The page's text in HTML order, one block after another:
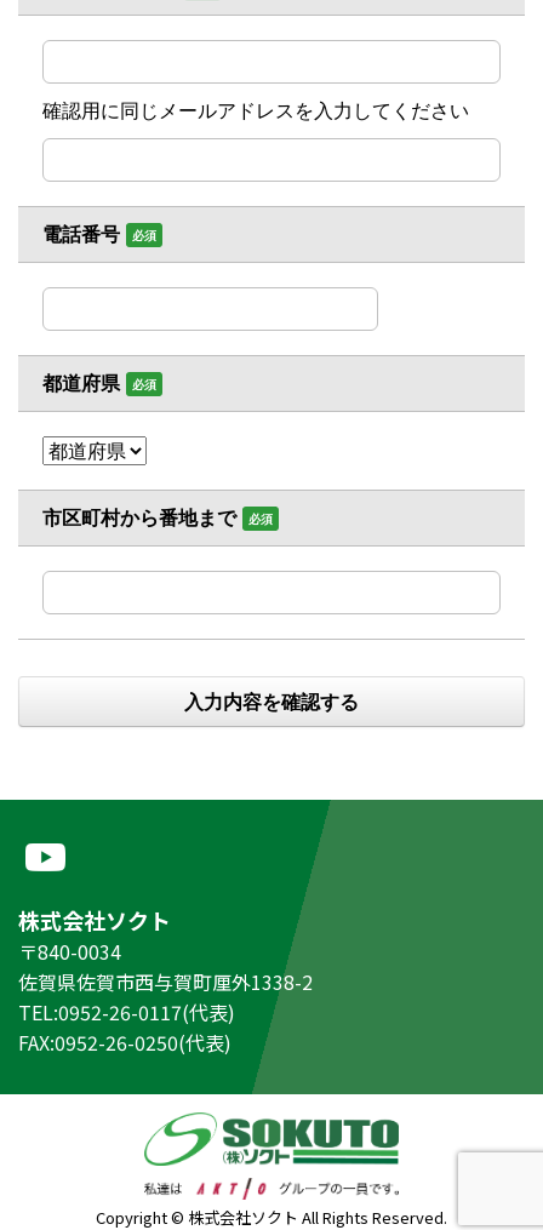
確認用に同じメールアドレスを入力してください
電話番号 必須
都道府県 必須
市区町村から番地まで 必須
株式会社ソクト
〒840-0034
佐賀県佐賀市西与賀町厘外1338-2
TEL:0952-26-0117(代表)
FAX:0952-26-0250(代表)
Copyright © 株式会社ソクト All Rights Reserved.